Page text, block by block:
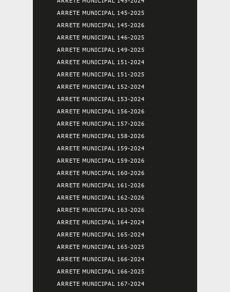
ARRETE MUNICIPAL 145-2025
ARRETE MUNICIPAL 145-2026
ARRETE MUNICIPAL 146-2025
ARRETE MUNICIPAL 149-2025
ARRETE MUNICIPAL 151-2024
ARRETE MUNICIPAL 151-2025
ARRETE MUNICIPAL 152-2024
ARRETE MUNICIPAL 153-2024
ARRETE MUNICIPAL 156-2026
ARRETE MUNICIPAL 157-2026
ARRETE MUNICIPAL 158-2026
ARRETE MUNICIPAL 159-2024
ARRETE MUNICIPAL 159-2026
ARRETE MUNICIPAL 160-2026
ARRETE MUNICIPAL 161-2026
ARRETE MUNICIPAL 162-2026
ARRETE MUNICIPAL 163-2026
ARRETE MUNICIPAL 164-2024
ARRETE MUNICIPAL 165-2024
ARRETE MUNICIPAL 165-2025
ARRETE MUNICIPAL 166-2024
ARRETE MUNICIPAL 166-2025
ARRETE MUNICIPAL 167-2024